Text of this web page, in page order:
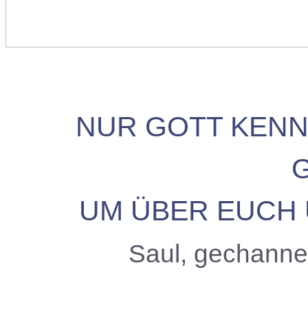
NUR GOTT
UM ÜBER
Saul,